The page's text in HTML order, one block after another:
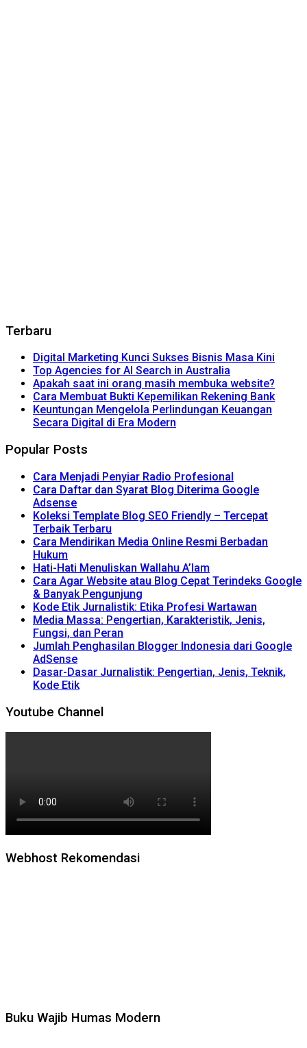
Terbaru
Digital Marketing Kunci Sukses Bisnis Masa Kini
Top Agencies for AI Search in Australia
Apakah saat ini orang masih membuka website?
Cara Membuat Bukti Kepemilikan Rekening Bank
Keuntungan Mengelola Perlindungan Keuangan
Secara Digital di Era Modern
Popular Posts
Cara Menjadi Penyiar Radio Profesional
Cara Daftar dan Syarat Blog Diterima Google
Adsense
Koleksi Template Blog SEO Friendly – Tercepat
Terbaik Terbaru
Cara Mendirikan Media Online Resmi Berbadan
Hukum
Hati-Hati Menuliskan Wallahu A’lam
Cara Agar Website atau Blog Cepat Terindeks Google
& Banyak Pengunjung
Kode Etik Jurnalistik: Etika Profesi Wartawan
Media Massa: Pengertian, Karakteristik, Jenis,
Fungsi, dan Peran
Jumlah Penghasilan Blogger Indonesia dari Google
AdSense
Dasar-Dasar Jurnalistik: Pengertian, Jenis, Teknik,
Kode Etik
Youtube Channel
Webhost Rekomendasi
Buku Wajib Humas Modern